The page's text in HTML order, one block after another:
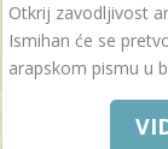
Otkrij zavodljivost
Ismihan će se
arapskom pismu u